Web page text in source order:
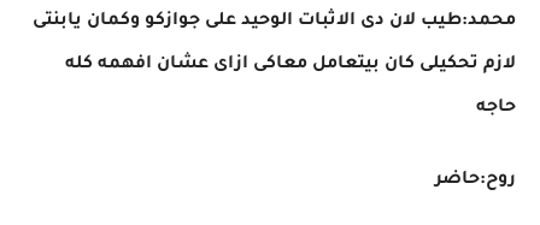
محمد:طيب لان دى الاثبات الوحيد على جوازكو وكمان يابنتى
لازم تحكيلى كان بيتعامل معاكى ازاى عشان افهمه كله
حاجه
روح:حاضر